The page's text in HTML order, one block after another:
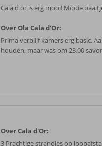
Cala d or is erg mooi! Mooie
Over Ola Cala d'Or:
Prima verblijf kamers erg basic.
houden, maar was om 23.00
Over Cala d'Or:
3 Prachtige strandjes op